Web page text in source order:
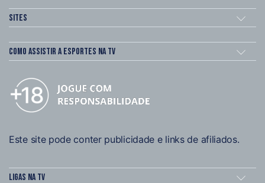
Sites
Como assistir a esportes na TV
Este site pode conter publicidade e links de afiliados.
Ligas na TV